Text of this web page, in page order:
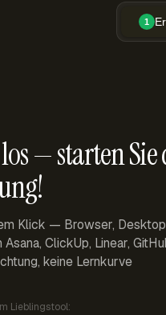
1
— starten Sie
Klick — Browser,
Asana, ClickUp, Linear,
keine Lernkurve
Lieblingstool: